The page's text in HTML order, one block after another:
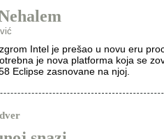
Intel je prešao u novu eru
je nova platforma koja se
Eclipse zasnovane na njoj.